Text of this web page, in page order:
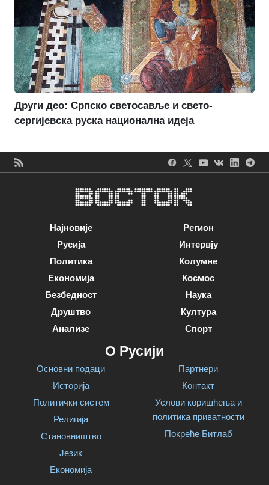
Други део: Српско светосавље и свето-
сергијевска руска национална идеја
Најновије
Русија
Политика
Економија
Безбедност
Друштво
Анализе
Регион
Интервју
Колумне
Космос
Наука
Култура
Спорт
О Русији
Основни подаци
Историја
Политички систем
Религија
Становништво
Језик
Економија
Партнери
Контакт
Услови коришћења и
политика приватности
Покреће Битлаб